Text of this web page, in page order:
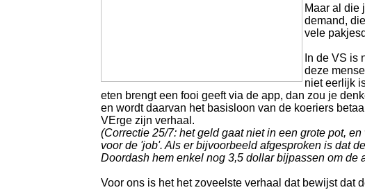
Maar al die
demand,
vele
In de VS is
deze
niet eerlijk
eten brengt een fooi geeft via de app, dan zou je
en wordt daarvan het basisloon van de koeriers
VErge zijn verhaal.
(Correctie 25/7: het geld gaat niet in een grote pot,
voor de 'job'. Als er bijvoorbeeld afgesproken is dat
Doordash hem enkel nog 3,5 dollar bijpassen om de
Voor ons is het het zoveelste verhaal dat bewijst dat